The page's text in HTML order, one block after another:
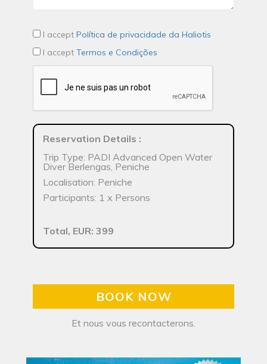
I accept Política de privacidade da Haliotis
I accept Termos e Condições
Reservation Details :
Trip Type: PADI Advanced Open Water
Diver Berlengas, Peniche
Localisation: Peniche
Participants: 1 x Persons
Total, EUR: 399
BOOK NOW
Et nous vous recontacterons.